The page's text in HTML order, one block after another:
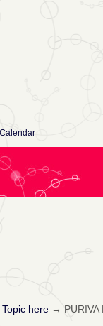
Calendar
Topic here→